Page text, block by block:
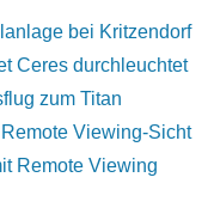
bei Kritzendorf
Ceres durchleuchtet
zum Titan
Viewing-Sicht
Remote Viewing